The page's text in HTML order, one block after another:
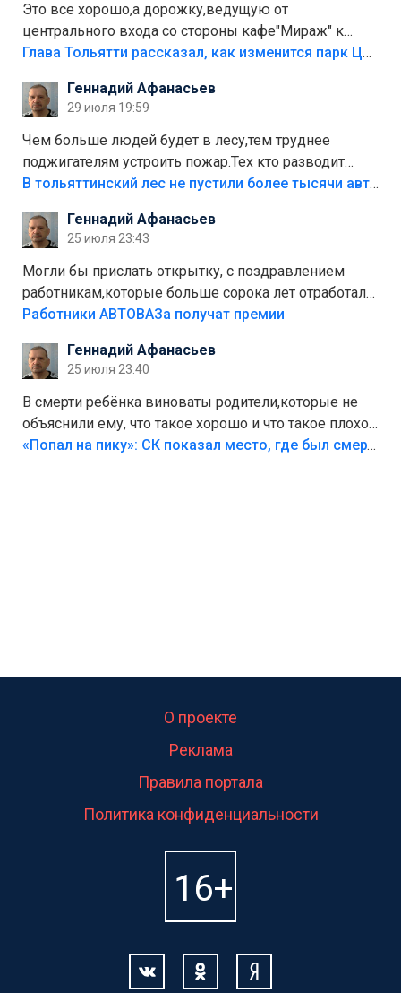
Это все хорошо,а дорожку,ведущую от
центрального входа со стороны кафе"Мираж" к
аттракционам слабо доделать?А то бордюры
лежала в парке и испортилась.Да еще,видимо,часть
украли.
Глава Тольятти рассказал, как изменится парк Центрального района
Геннадий Афанасьев
29 июля 19:59
Чем больше людей будет в лесу,тем труднее
поджигателям устроить пожар.Тех кто разводит
костры,тех надо безбожно штрафовать.Камер полно
Штрафы мизерные.
В тольяттинский лес не пустили более тысячи автомобилей
Геннадий Афанасьев
25 июля 23:43
Могли бы прислать открытку, с поздравлением
работникам,которые больше сорока лет отработали
на предприятии.
Работники АВТОВАЗа получат премии
Геннадий Афанасьев
25 июля 23:40
В смерти ребёнка виноваты родители,которые не
объяснили ему, что такое хорошо и что такое плохо!
Лезть через такой забор,верх безумия,есть же
«Попал на пику»: СК показал место, где был смертельно травмирован ребенок в Тольятти
О проекте
Реклама
Правила портала
Политика конфиденциальности